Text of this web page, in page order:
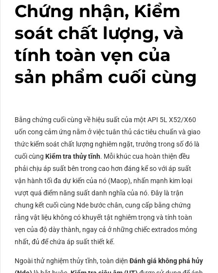
Chứng nhận, Kiểm
soát chất lượng, và
tính toàn vẹn của
sản phẩm cuối cùng
Bằng chứng cuối cùng về hiệu suất của một API 5L X52/X60
uốn cong cảm ứng nằm ở việc tuân thủ các tiêu chuẩn và giao
thức kiểm soát chất lượng nghiêm ngặt, trưởng trong số đó là
cuối cùng Kiểm tra thủy tĩnh. Mỗi khúc cua hoàn thiện đều
phải chịu áp suất bên trong cao hơn đáng kể so với áp suất
vận hành tối đa dự kiến ​​của nó (Maop), nhấn mạnh kim loại
vượt quá điểm năng suất danh nghĩa của nó. Đây là trận
chung kết cuối cùng Nde bước chân, cung cấp bằng chứng
rằng vật liệu không có khuyết tật nghiêm trọng và tính toàn
vẹn của độ dày thành, ngay cả ở những chiếc extrados mỏng
nhất, đủ để chứa áp suất thiết kế.
Ngoài thử nghiệm thủy tĩnh, toàn diện Đánh giá không phá hủy